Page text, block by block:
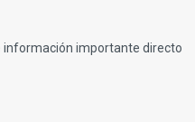
información importante directo